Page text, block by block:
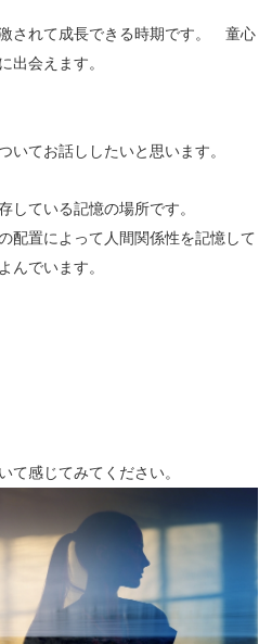
されて成長できる時期です。 童心
出会えます。
いてお話ししたいと思います。
している記憶の場所です。
配置によって人間関係性を記憶して
んでいます。
て感じてみてください。